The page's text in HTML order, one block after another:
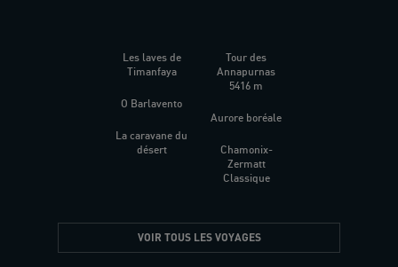
Les laves de
Timanfaya
O Barlavento
La caravane du
désert
Tour des
Annapurnas
5416 m
Aurore boréale
Chamonix-
Zermatt
Classique
VOIR TOUS LES VOYAGES